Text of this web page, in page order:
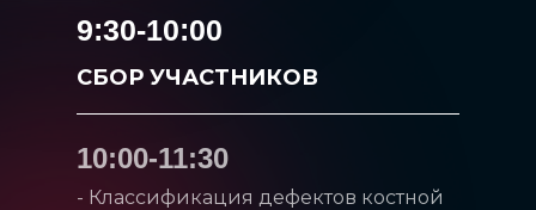
10:00-11:30
- Классификация дефектов костной
9:30-10:00
СБОР УЧАСТНИКОВ